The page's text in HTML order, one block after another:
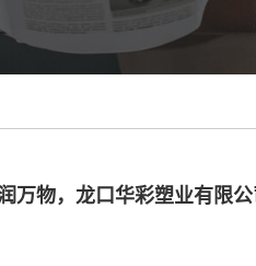
万物，龙口华彩塑业有限公